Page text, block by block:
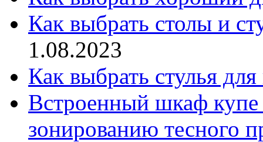
Как выбрать столы и
1.08.2023
Как выбрать стулья
Встроенный шкаф
зонированию тесного